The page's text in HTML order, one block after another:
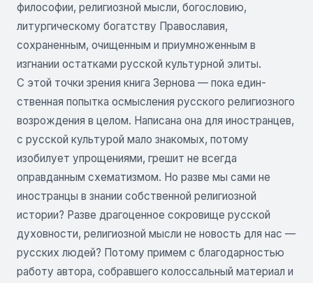
философии, религиозной мысли, богословию,
литургическому богатству Право­славия,
сохраненным, очищенным и приумноженным в
изгнании остатками русской культурной элиты.
С этой точки зрения книга Зернова — пока един­
ственная попытка осмысления русского религиозного
возрождения в целом. Написана она для иностранцев,
с русской культурой мало знакомых, потому
изобилует упрощениями, грешит не всегда
оправданным схема­тизмом. Но разве мы сами не
иностранцы в знании собственной религиозной
истории? Разве драгоценное сокровище русской
духовности, религиозной мысли не новость для нас —
русских людей? Потому примем с благодарностью
работу автора, собравшего колоссаль­ный материал и